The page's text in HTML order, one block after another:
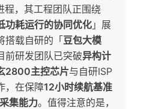
程，其工程团队正围绕
功耗运行的协同优化 」展
搭载自研的「 豆包大模
前研发团队已突破异构计
2800主控芯片与自研ISP
，在保障12小时续航基准
集能力。值得注意的是，